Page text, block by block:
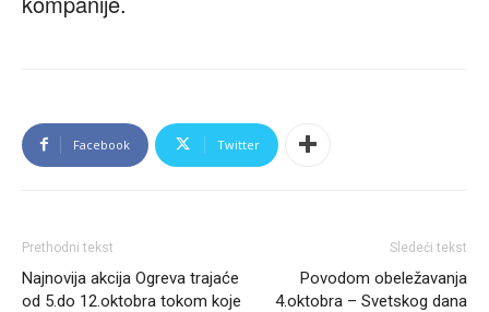
Facebook Twitter
Prethodni tekst
Najnovija akcija Ogreva trajaće
od 5.do 12.oktobra tokom koje
Sledeći tekst
Povodom obeležavanja
4.oktobra – Svetskog dana